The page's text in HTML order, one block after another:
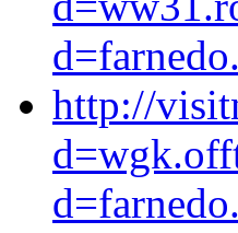
http://